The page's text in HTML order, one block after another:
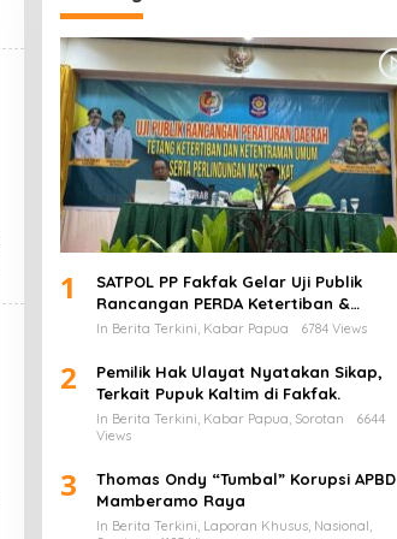
1
SATPOL PP Fakfak Gelar Uji Publik
Rancangan PERDA Ketertiban &
Ketentraman serta Perlindungan
In Berita Terkini, Kabar Papua 6784 Views
2
Pemilik Hak Ulayat Nyatakan Sikap,
Terkait Pupuk Kaltim di Fakfak.
In Berita Terkini, Kabar Papua, Sorotan
6644
Views
3
Thomas Ondy “Tumbal” Korupsi APBD
Mamberamo Raya
In Berita Terkini, Laporan Khusus, Nasional,